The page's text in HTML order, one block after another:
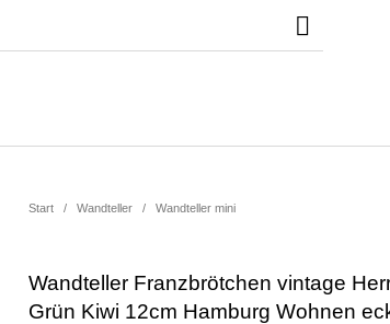
Start / Wandteller / Wandteller mini
Wandteller Franzbrötchen vintage
Grün Kiwi 12cm Hamburg Wohnen